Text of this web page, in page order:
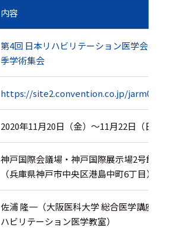
内容
第4回 日本リハビリテーション医学会 秋
季学術集会
https://site2.convention.co.jp/jarm04a/
2020年11月20日（金）〜11月22日（日）
神戸国際会議場・神戸国際展示場2号館
（兵庫県神戸市中央区港島中町6丁目）
佐浦 隆一（大阪医科大学 総合医学講座 リ
ハビリテーション医学教室）